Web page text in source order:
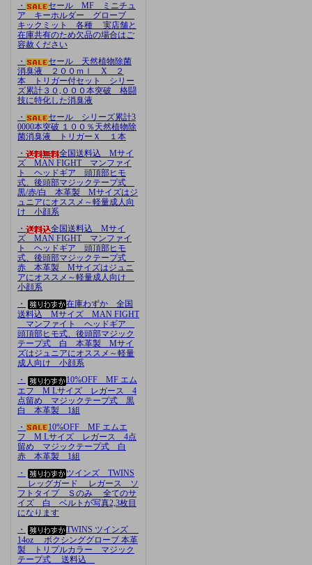
・
セール MF ミニチュ
ア キーホルダー グローブ
キックミット 各種 実店舗と
在庫共有のため欠品の場合はご
容赦ください
・
セール 天然植物除菌
消臭液 ２００ｍｌ X ２
本 トリガー付セット シリー
ズ累計３０,０００本突破 格闘
技に特化した消臭液
・
セール シリーズ累計3
0000本突破 １００％天然植物除
菌消臭液 トリガーＸ １本
・
全国送料込 Mサイ
ズ MAN FIGHT マンファイ
ト ヘッドギア 頭頂部ヒモ
式、後頭部マジックテープ式
黒/赤/白 本革製 Mサイズはジ
ュニアにオススメ～軽量成人向
け 小顔系
・
全国送料込 Mサイ
ズ MAN FIGHT マンファイ
ト ヘッドギア 頭頂部ヒモ
式、後頭部マジックテープ式
赤 本革製 Mサイズはジュニ
アにオススメ～軽量成人向け
小顔系
・
在庫わずか 全国
送料込 Mサイズ MAN FIGHT
マンファイト ヘッドギア
頭頂部ヒモ式、後頭部マジック
テープ式 白 本革製 Mサイ
ズはジュニアにオススメ～軽量
成人向け 小顔系
・
10%OFF MF エム
エフ M Lサイズ レガース 4
点留め マジックテープ式 黒
白 本革製 1組
・
10%OFF MF エムエ
フ M Lサイズ レガース 4点
留め マジックテープ式 白
赤 本革製 1組
・
ツインズ TWINS
レッグガード レガース ソ
フトタイプ Ｓのみ 全てのサ
イズ 白 ベルトが写真2,3枚目
になります
・
TWINS ツインズ
14oz ボクシンググローブ 本革
製 トリプルカラー マジック
テープ式 送料込